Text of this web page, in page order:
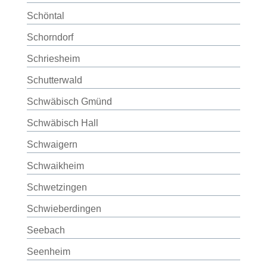
Schöntal
Schorndorf
Schriesheim
Schutterwald
Schwäbisch Gmünd
Schwäbisch Hall
Schwaigern
Schwaikheim
Schwetzingen
Schwieberdingen
Seebach
Seenheim